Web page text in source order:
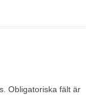
Obligatoriska fält är